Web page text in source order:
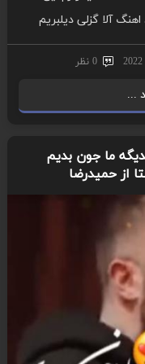
آلا گزلی دیلبریم
0 نظر
...
ما جون بدیم
از حمیدرضا